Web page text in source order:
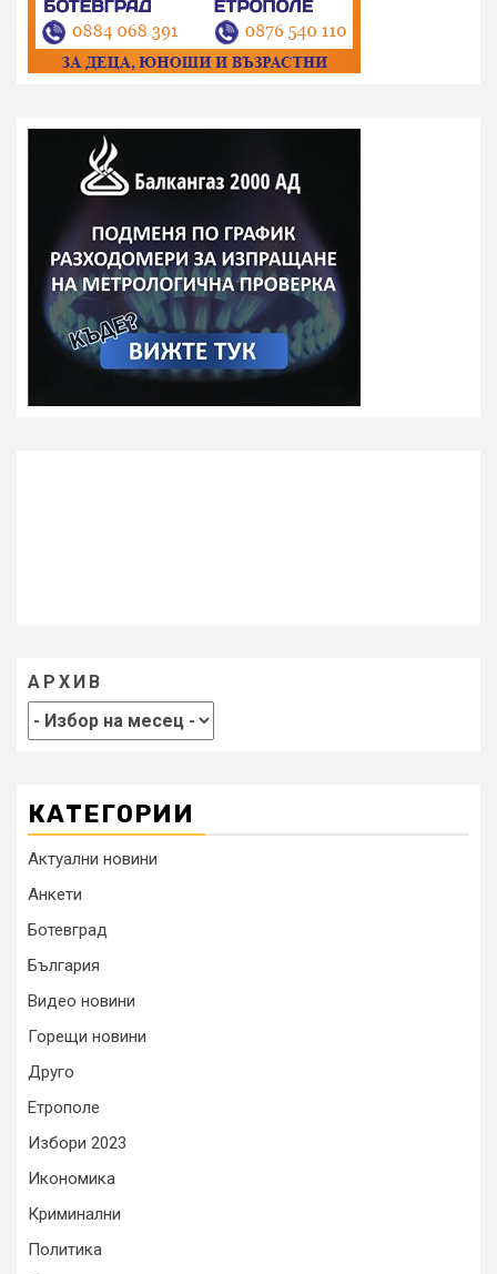
АРХИВ
КАТЕГОРИИ
Актуални новини
Анкети
Ботевград
България
Видео новини
Горещи новини
Друго
Етрополе
Избори 2023
Икономика
Криминални
Политика